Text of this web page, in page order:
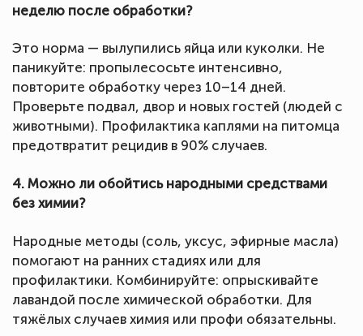
неделю после обработки?
Это норма — вылупились яйца или куколки. Не
паникуйте: пропылесосьте интенсивно,
повторите обработку через 10–14 дней.
Проверьте подвал, двор и новых гостей (людей с
животными). Профилактика каплями на питомца
предотвратит рецидив в 90% случаев.
4. Можно ли обойтись народными средствами
без химии?
Народные методы (соль, уксус, эфирные масла)
помогают на ранних стадиях или для
профилактики. Комбинируйте: опрыскивайте
лавандой после химической обработки. Для
тяжёлых случаев химия или профи обязательны.